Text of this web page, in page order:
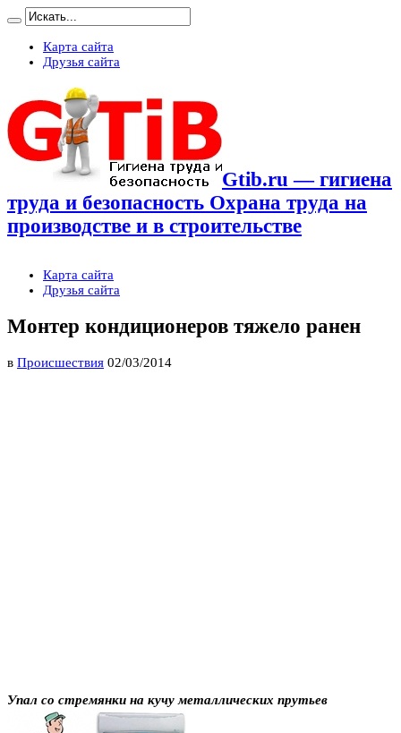
Карта сайта
Друзья сайта
Gtib.ru — гигиена
труда и безопасность Охрана труда на
производстве и в строительстве
Карта сайта
Друзья сайта
Монтер кондиционеров тяжело ранен
в Происшествия 02/03/2014
Упал со стремянки на кучу металлических прутьев